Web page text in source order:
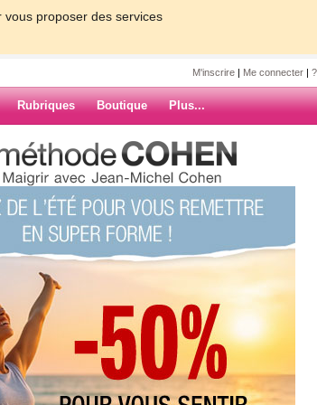
proposer des services
M'inscrire | Me connecter |
Rubriques Boutique Plus...
91 - 100
Suiv. ›
ARCHIVES